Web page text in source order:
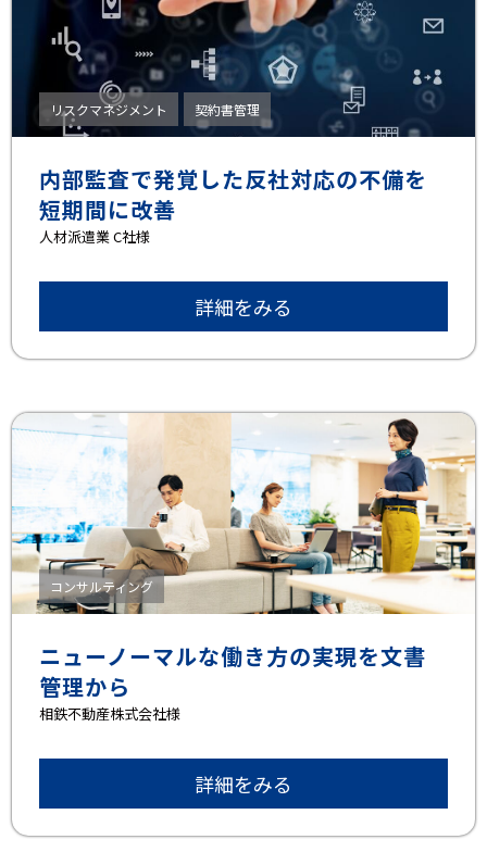
リスクマネジメント 契約書管理
内部監査で発覚した反社対応の不備を
短期間に改善
⼈材派遣業 C社様
詳細をみる
コンサルティング
ニューノーマルな働き方の実現を文書
管理から
相鉄不動産株式会社様
詳細をみる